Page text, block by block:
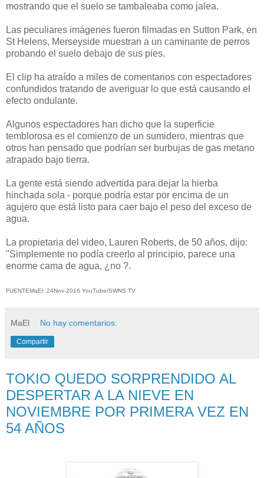
mostrando que el suelo se tambaleaba como jalea.
Las peculiares imágenes fueron filmadas en Sutton Park, en
St Helens, Merseyside muestran a un caminante de perros
probando el suelo debajo de sus pies.
El clip ha atraído a miles de comentarios con espectadores
confundidos tratando de averiguar lo que está causando el
efecto ondulante.
Algunos espectadores han dicho que la superficie
temblorosa es el comienzo de un sumidero, mientras que
otros han pensado que podrían ser burbujas de gas metano
atrapado bajo tierra.
La gente está siendo advertida para dejar la hierba
hinchada sola - porque podría estar por encima de un
agujero que está listo para caer bajo el peso del exceso de
agua.
La propietaria del video, Lauren Roberts, de 50 años, dijo:
"Simplemente no podía creerlo al principio, parece una
enorme cama de agua, ¿no ?.
FUENTEMaEl: 24Nov-2016 YouTube/SWNS TV
MaEl No hay comentarios:
Compartir
TOKIO QUEDO SORPRENDIDO AL
DESPERTAR A LA NIEVE EN
NOVIEMBRE POR PRIMERA VEZ EN
54 AÑOS